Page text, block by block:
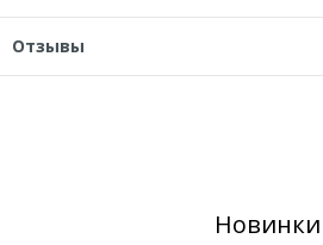
Отзывы
Новинки